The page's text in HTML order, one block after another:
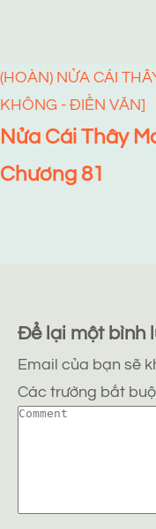
(HOÀN) NỬA CÁI
KHÔNG - ĐIỀN VĂN]
Nửa Cái Thây
Chương 81
Để lại một bình
Email của bạn sẽ
Các trường bắt